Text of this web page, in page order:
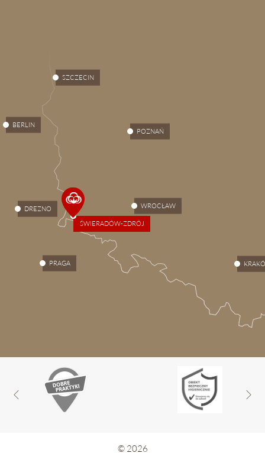
ŚWIERADÓW-ZDRÓJ
WROCŁAW
POZNAŃ
BERLIN
PRAGA
DREZNO
SZCZECIN
© 2026